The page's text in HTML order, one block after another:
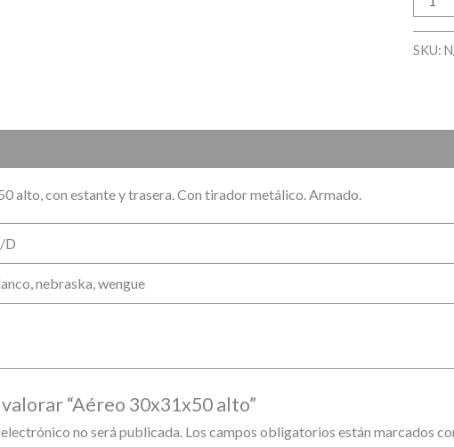
SKU:
alto, con estante y trasera. Con tirador metálico. Armado.
D
nebraska, wengue
“Aéreo 30x31x50 alto”
no será publicada. Los campos obligatorios están marcados